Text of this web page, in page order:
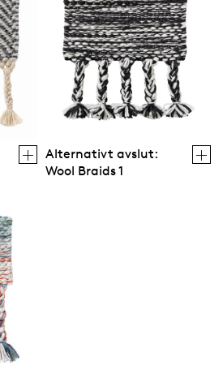
Alternativt avslut:
Wool Braids 1